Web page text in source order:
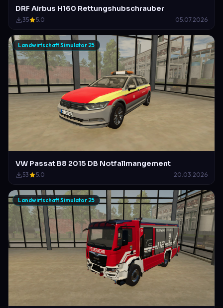
DRF Airbus H160 Rettungshubschrauber
35 5.0 05.07.2026
Landwirtschaft Simulator 25
VW Passat B8 2015 DB Notfallmangement
53 5.0 20.03.2026
Landwirtschaft Simulator 25